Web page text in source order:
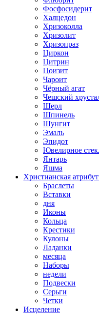
Фосфосидерит
Халцедон
Хризоколла
Хризолит
Хризопраз
Циркон
Цитрин
Цоизит
Чароит
Чёрный агат
Чешский
Шерл
Шпинель
Шунгит
Эмаль
Эпидот
Ювелирное
Янтарь
Яшма
Христианская
Браслеты
Вставки
дня
Иконы
Кольца
Крестики
Кулоны
Ладанки
месяца
Наборы
недели
Подвески
Серьги
Четки
Исцеление